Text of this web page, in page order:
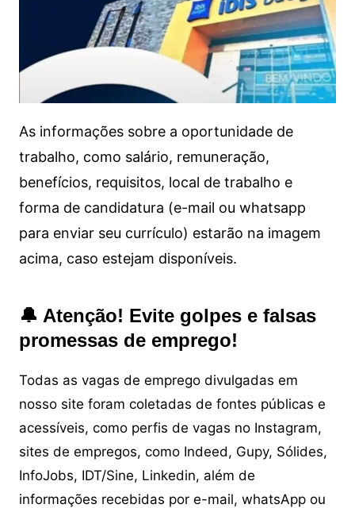
As informações sobre a oportunidade de
trabalho, como salário, remuneração,
benefícios, requisitos, local de trabalho e
forma de candidatura (e-mail ou whatsapp
para enviar seu currículo) estarão na imagem
acima, caso estejam disponíveis.
🔔 Atenção! Evite golpes e falsas
promessas de emprego!
Todas as vagas de emprego divulgadas em
nosso site foram coletadas de fontes públicas e
acessíveis, como perfis de vagas no Instagram,
sites de empregos, como Indeed, Gupy, Sólides,
InfoJobs, IDT/Sine, Linkedin, além de
informações recebidas por e-mail, whatsApp ou